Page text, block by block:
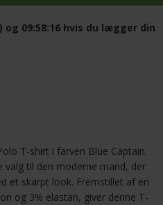
og 09:58:15 hvis du lægger din
T-shirt i farven Blue Captain.
til den moderne mand, der
et skarpt look. Fremstillet af en
og 3% elastan, giver denne T-